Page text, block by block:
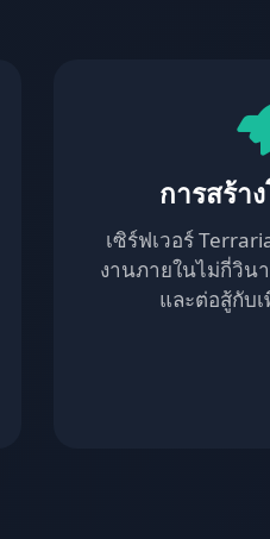
การสร้า
เซิร์ฟเวอร์
งานภายในไม่กี่วิน
และต่อสู้กับ